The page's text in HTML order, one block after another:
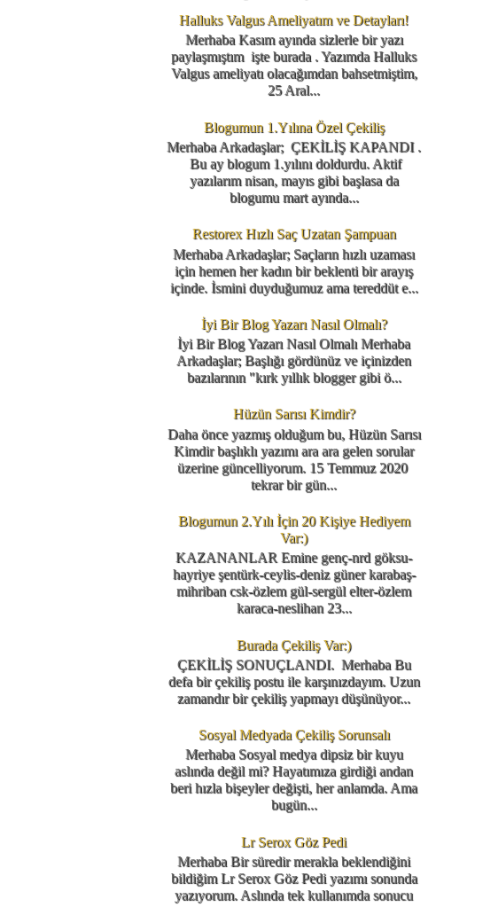
Halluks Valgus Ameliyatım ve Detayları!
Merhaba Kasım ayında sizlerle bir yazı
paylaşmıştım işte burada . Yazımda Halluks
Valgus ameliyatı olacağımdan bahsetmiştim,
25 Aral...
Blogumun 1.Yılına Özel Çekiliş
Merhaba Arkadaşlar; ÇEKİLİŞ KAPANDI .
Bu ay blogum 1.yılını doldurdu. Aktif
yazılarım nisan, mayıs gibi başlasa da
blogumu mart ayında...
Restorex Hızlı Saç Uzatan Şampuan
Merhaba Arkadaşlar; Saçların hızlı uzaması
için hemen her kadın bir beklenti bir arayış
içinde. İsmini duyduğumuz ama tereddüt e...
İyi Bir Blog Yazarı Nasıl Olmalı?
İyi Bir Blog Yazarı Nasıl Olmalı Merhaba
Arkadaşlar; Başlığı gördünüz ve içinizden
bazılarının "kırk yıllık blogger gibi ö...
Hüzün Sarısı Kimdir?
Daha önce yazmış olduğum bu, Hüzün Sarısı
Kimdir başlıklı yazımı ara ara gelen sorular
üzerine güncelliyorum. 15 Temmuz 2020
tekrar bir gün...
Blogumun 2.Yılı İçin 20 Kişiye Hediyem
Var:)
KAZANANLAR Emine genç-nrd göksu-
hayriye şentürk-ceylis-deniz güner karabaş-
mihriban csk-özlem gül-sergül elter-özlem
karaca-neslihan 23...
Burada Çekiliş Var:)
ÇEKİLİŞ SONUÇLANDI. Merhaba Bu
defa bir çekiliş postu ile karşınızdayım. Uzun
zamandır bir çekiliş yapmayı düşünüyor...
Sosyal Medyada Çekiliş Sorunsalı
Merhaba Sosyal medya dipsiz bir kuyu
aslında değil mi? Hayatımıza girdiği andan
beri hızla bişeyler değişti, her anlamda. Ama
bugün...
Lr Serox Göz Pedi
Merhaba Bir süredir merakla beklendiğini
bildiğim Lr Serox Göz Pedi yazımı sonunda
yazıyorum. Aslında tek kullanımda sonucu